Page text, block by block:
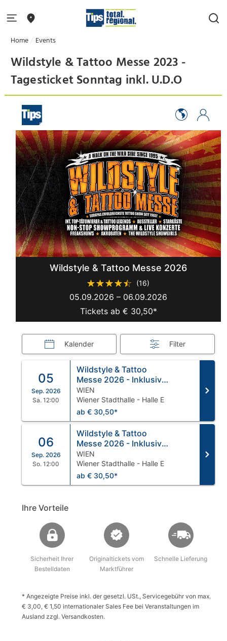
Home Events
Wildstyle & Tattoo Messe 2023 -
Tagesticket Sonntag inkl. U.D.O